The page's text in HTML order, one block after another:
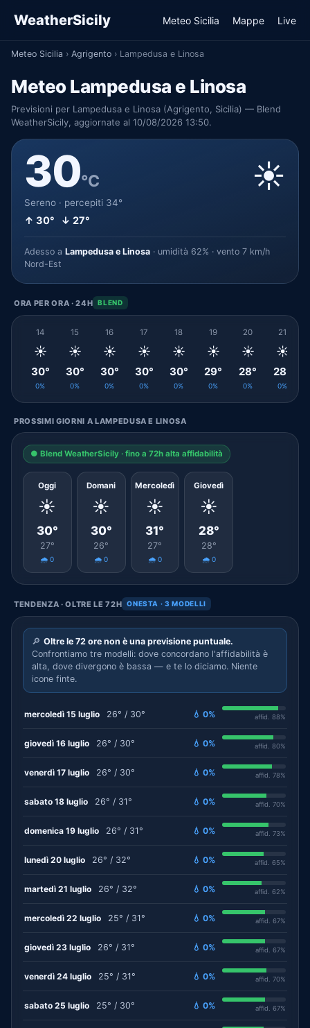
WeatherSicily Meteo Sicilia Mappe Live
Meteo Sicilia › Agrigento › Lampedusa e Linosa
Meteo Lampedusa e Linosa
Previsioni per Lampedusa e Linosa (Agrigento, Sicilia) — Blend
WeatherSicily, aggiornate al 10/08/2026 13:50.
30°C
Sereno · percepiti 34°
↑ 30° ↓ 27°
☀️
Adesso a Lampedusa e Linosa · umidità 62% · vento 7 km/h
Nord-Est
ORA PER ORA · 24H BLEND
14
☀️
30°
0%
15
☀️
30°
0%
16
☀️
30°
0%
17
☀️
30°
0%
18
☀️
30°
0%
19
☀️
29°
0%
20
☀️
28°
0%
21
☀️
28°
0%
PROSSIMI GIORNI A LAMPEDUSA E LINOSA
● Blend WeatherSicily · fino a 72h alta affidabilità
Oggi
☀️
30°
27°
🌧️ 0
Domani
☀️
30°
26°
🌧️ 0
Mercoledì
☀️
31°
27°
🌧️ 0
Giovedì
☀️
28°
28°
🌧️ 0
TENDENZA · OLTRE LE 72H ONESTA · 3 MODELLI
🔎 Oltre le 72 ore non è una previsione puntuale.
Confrontiamo tre modelli: dove concordano l'affidabilità è
alta, dove divergono è bassa — e te lo diciamo. Niente
icone finte.
mercoledì 15 luglio 26° / 30° 💧 0% affid. 88%
giovedì 16 luglio 26° / 30° 💧 0% affid. 80%
venerdì 17 luglio 26° / 30° 💧 0% affid. 78%
sabato 18 luglio 26° / 31° 💧 0% affid. 70%
domenica 19 luglio 26° / 31° 💧 0% affid. 73%
lunedì 20 luglio 26° / 32° 💧 0% affid. 65%
martedì 21 luglio 26° / 32° 💧 0% affid. 62%
mercoledì 22 luglio 25° / 31° 💧 0% affid. 67%
giovedì 23 luglio 26° / 31° 💧 0% affid. 67%
venerdì 24 luglio 25° / 31° 💧 0% affid. 70%
sabato 25 luglio 25° / 30° 💧 0% affid. 67%